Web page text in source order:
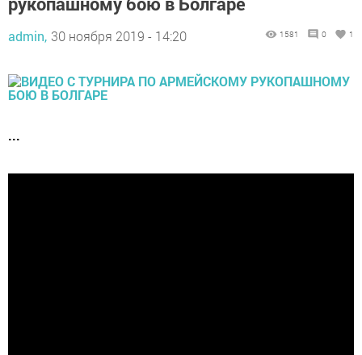
admin, 30 ноября 2019 - 14:20 1581 0 1
...